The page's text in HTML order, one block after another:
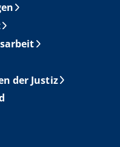
der Justiz